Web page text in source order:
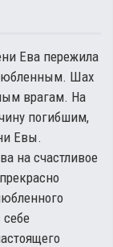
Ева пережила
Шах
врагам. На
погибшим,
Евы.
на счастливое